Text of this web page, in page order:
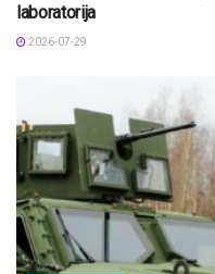
laboratorija
2026-07-29